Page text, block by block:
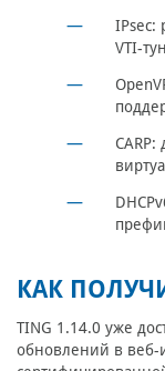
IPsec:
VTI-
CARP:
КАК
TING 1.14.0 уже
обновлений в веб-